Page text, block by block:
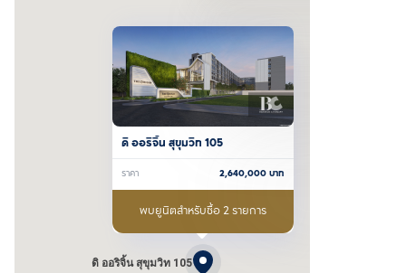
ดิ ออริจิ้น สุขุมวิท 105
ดิ ออริจิ้น สุขุมวิท 105
ราคา 2,640,000บาท
พบยูนิตสำหรับซื้อ 2 รายการ